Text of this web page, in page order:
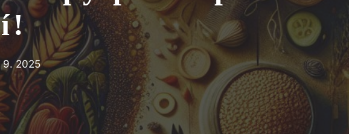
9. 2025